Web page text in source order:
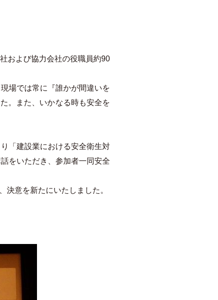
および協力会社の役職員約90
場では常に『誰かが間違いを
。また、いかなる時も安全を
「建設業における安全衛生対
をいただき、参加者一同安全
意を新たにいたしました。